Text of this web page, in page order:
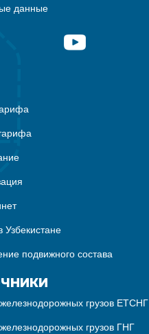
данные
Узбекистане
подвижного состава
грузов ЕТСНГ
грузов ГНГ